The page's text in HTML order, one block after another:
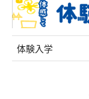
体験入学